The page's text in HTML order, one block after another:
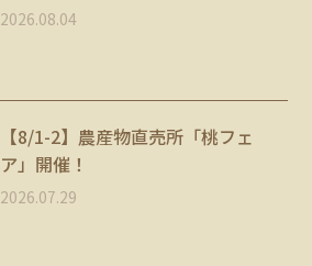
2026.08.04
【8/1-2】農産物直売所「桃フェ
ア」開催！
2026.07.29